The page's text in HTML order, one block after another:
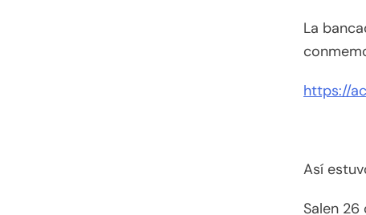
La
https://
Así
Salen